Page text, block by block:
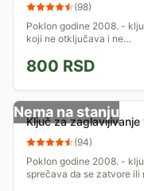
(98)
Poklon godine 2008. -
koji ne otključava i ne
se zatvore ili naglo otvore.
800 RSD
Nema na stanju
Ključ za
(94)
Poklon godine 2008. -
sprečava da se zatvore ili